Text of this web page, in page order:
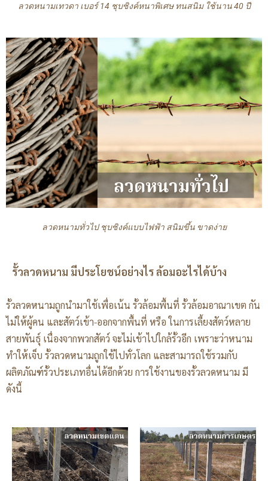
ลวดหนามเทวดา เบอร์ 14 ชุบซิงค์หนาพิเศษ ทนสนิม ใช้นาน 40 ปี
ลวดหนามทั่วไป ชุบซิงค์แบบไฟฟ้า สนิมขึ้น ขาดง่าย
รั้วลวดหนาม มีประโยชน์อย่างไร ล้อมอะไรได้บ้าง
รั้วลวดหนามถูกนำมาใช้เพื่อเน้น รั้วล้อมพื้นที่ รั้วล้อมอาณาเขต กัน
ไม่ให้ผู้คน และสัตว์เข้า-ออกจากพื้นที่ หรือ ในการเลี้ยงสัตว์หลาย
สายพันธุ์ เนื่องจากพวกสัตว์ จะไม่เข้าไปใกล้รั้วอีก เพราะว่าหนาม
ทำให้เจ็บ รั้วลวดหนามถูกใช้ไปทั่วโลก และสามารถใช้รวมกับ
ผลิตภัณฑ์รั้วประเภทอื่นได้อีกด้วย การใช้งานของรั้วลวดหนาม มี
ดังนี้